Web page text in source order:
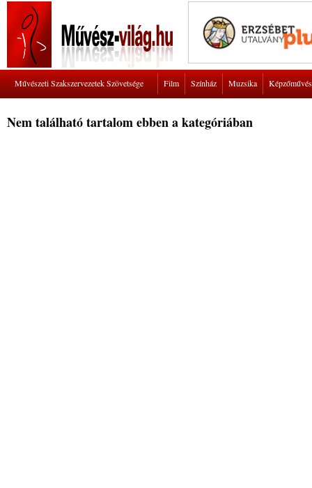
Művészeti Szakszervezetek Szövetsége Film Színház Muzsika
Nem található tartalom ebben a kategóriában